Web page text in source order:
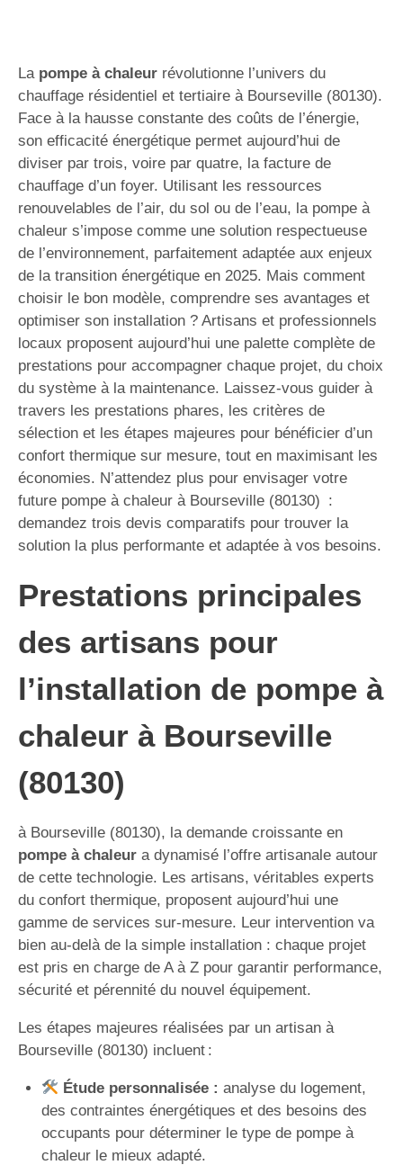
La pompe à chaleur révolutionne l’univers du
chauffage résidentiel et tertiaire à Bourseville (80130).
Face à la hausse constante des coûts de l’énergie,
son efficacité énergétique permet aujourd’hui de
diviser par trois, voire par quatre, la facture de
chauffage d’un foyer. Utilisant les ressources
renouvelables de l’air, du sol ou de l’eau, la pompe à
chaleur s’impose comme une solution respectueuse
de l’environnement, parfaitement adaptée aux enjeux
de la transition énergétique en 2025. Mais comment
choisir le bon modèle, comprendre ses avantages et
optimiser son installation ? Artisans et professionnels
locaux proposent aujourd’hui une palette complète de
prestations pour accompagner chaque projet, du choix
du système à la maintenance. Laissez-vous guider à
travers les prestations phares, les critères de
sélection et les étapes majeures pour bénéficier d’un
confort thermique sur mesure, tout en maximisant les
économies. N’attendez plus pour envisager votre
future pompe à chaleur à Bourseville (80130) :
demandez trois devis comparatifs pour trouver la
solution la plus performante et adaptée à vos besoins.
Prestations principales
des artisans pour
l’installation de pompe à
chaleur à Bourseville
(80130)
à Bourseville (80130), la demande croissante en
pompe à chaleur a dynamisé l’offre artisanale autour
de cette technologie. Les artisans, véritables experts
du confort thermique, proposent aujourd’hui une
gamme de services sur-mesure. Leur intervention va
bien au-delà de la simple installation : chaque projet
est pris en charge de A à Z pour garantir performance,
sécurité et pérennité du nouvel équipement.
Les étapes majeures réalisées par un artisan à
Bourseville (80130) incluent :
Étude personnalisée : analyse du logement,
des contraintes énergétiques et des besoins des
occupants pour déterminer le type de pompe à
chaleur le mieux adapté.